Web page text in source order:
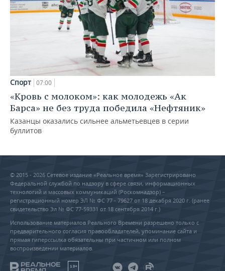
Спорт 07:00
«Кровь с молоком»: как молодежь «Ак
Барса» не без труда победила «Нефтяник»
Казанцы оказались сильнее альметьевцев в серии
буллитов
© 2015 - 2026 Сетевое издание «Реальное время» Зарегистрировано
Федеральной службой по надзору в сфере связи, информационных
технологий и массовых коммуникаций (Роскомнадзор) –
регистрационный номер ЭЛ № ФС 77 - 79627 от 18 декабря 2020 г. (ранее
свидетельство Эл № ФС 77-59331 от 18 сентября 2014 г.)
Использование материалов Реального Времени разрешено только с
предварительного согласия правообладателей, упоминание сайта и
прямая гиперссылка обязательны при частичном или полном
воспроизведении материалов.
18+